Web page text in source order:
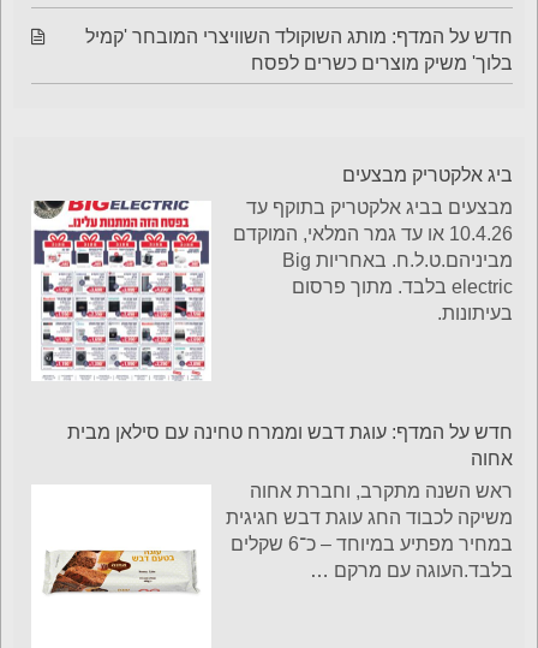
חדש על המדף: מותג השוקולד השוויצרי המובחר 'קמיל
בלוך' משיק מוצרים כשרים לפסח
ביג אלקטריק מבצעים
מבצעים בביג אלקטריק בתוקף עד
10.4.26 או עד גמר המלאי, המוקדם
מביניהם.ט.ל.ח. באחריות Big
electric בלבד. מתוך פרסום
בעיתונות.
חדש על המדף: עוגת דבש וממרח טחינה עם סילאן מבית
אחוה
ראש השנה מתקרב, וחברת אחוה
משיקה לכבוד החג עוגת דבש חגיגית
במחיר מפתיע במיוחד – כ־6 שקלים
בלבד.העוגה עם מרקם …